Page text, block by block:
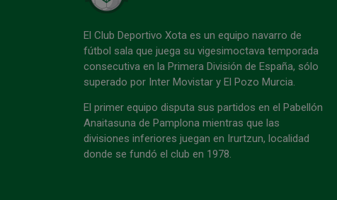
El Club Deportivo Xota es un equipo navarro de
fútbol sala que juega su vigesimoctava temporada
consecutiva en la Primera División de España, sólo
superado por Inter Movistar y El Pozo Murcia.
El primer equipo disputa sus partidos en el Pabellón
Anaitasuna de Pamplona mientras que las
divisiones inferiores juegan en Irurtzun, localidad
donde se fundó el club en 1978.